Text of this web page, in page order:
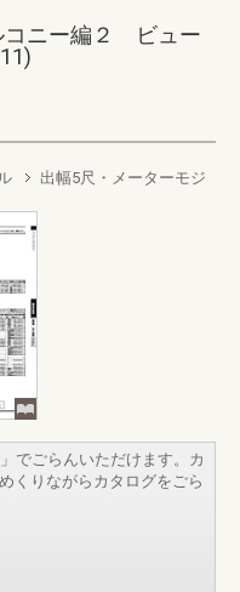
ニー編２ ビュー
出幅5尺・メーターモジ
でごらんいただけます。カ
くりながらカタログをごら